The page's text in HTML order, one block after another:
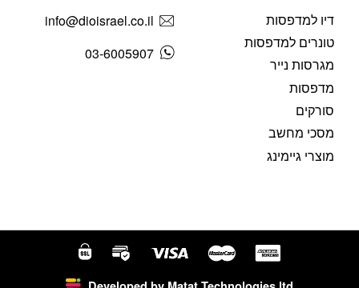
דיו למדפסות
טונרים למדפסות
מגרסות נייר
מדפסות
סורקים
מסכי מחשב
מוצרי גיימינג
info@dioisrael.co.il
03-6005907